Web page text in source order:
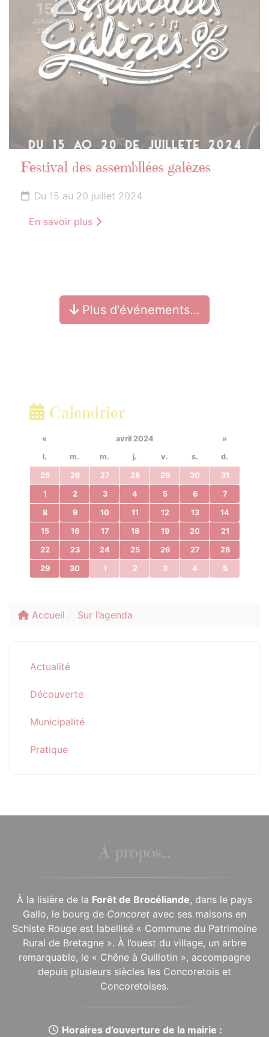
15
JUILLET
2024
Festival des assembllées galèzes
Du 15 au 20 juillet 2024
En savoir plus
Plus d'événements…
Calendrier
« avril 2024
»
l.
m. m. j. v. s. d.
25 26 27 28 29 30 31
1 2 3 4 5 6 7
8 9 10 11 12 13 14
15 16 17 18 19 20 21
22 23 24 25 26 27 28
29 30 1 2 3 4 5
Accueil Sur l’agenda
Actualité
Découverte
Municipalité
Pratique
À propos...
À la lisière de la Forêt de Brocéliande, dans le pays
Gallo, le bourg de Concoret avec ses maisons en
Schiste Rouge est labellisé « Commune du Patrimoine
Rural de Bretagne ». À l’ouest du village, un arbre
remarquable, le « Chêne à Guillotin », accompagne
depuis plusieurs siècles les Concoretois et
Concoretoises.
Horaires d’ouverture de la mairie :